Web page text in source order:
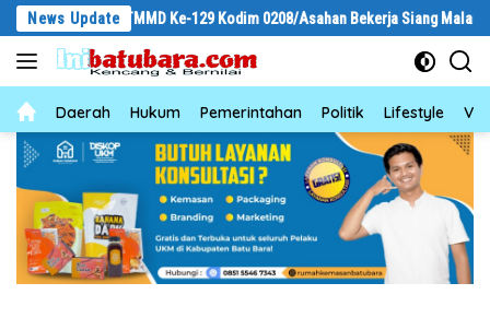
Langsung
konten
News Update
TMMD Ke-129 Kodim 0208/Asahan Bekerja Siang Malam Demi
NewsDaerah Hukum Pemerintahan Politik Lifestyle